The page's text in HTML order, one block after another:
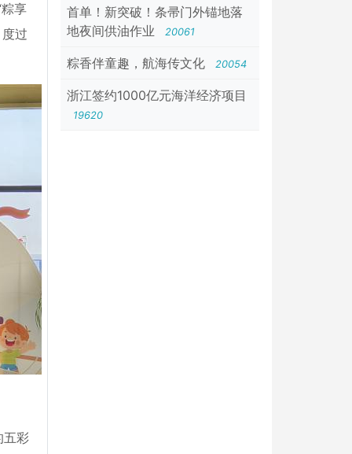
享
过
五彩
首单！新突破！条帚门外锚地落
地夜间供油作业
20061
粽香伴童趣，航海传文化 20054
浙江签约1000亿元海洋经济项目
19620